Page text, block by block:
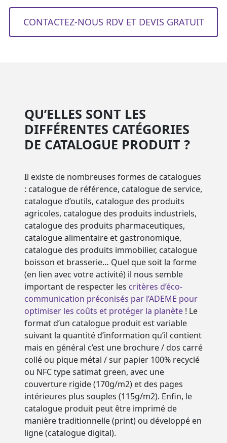
CONTACTEZ-NOUS RDV ET DEVIS GRATUIT
QU’ELLES SONT LES
DIFFÉRENTES CATÉGORIES
DE CATALOGUE PRODUIT ?
Il existe de nombreuses formes de catalogues
: catalogue de référence, catalogue de service,
catalogue d’outils, catalogue des produits
agricoles, catalogue des produits industriels,
catalogue des produits pharmaceutiques,
catalogue alimentaire et gastronomique,
catalogue des produits immobilier, catalogue
boisson et brasserie… Quel que soit la forme
(en lien avec votre activité) il nous semble
important de respecter les critères d’éco-
communication préconisés par l’ADEME pour
optimiser les coûts et protéger la planète ! Le
format d’un catalogue produit est variable
suivant la quantité d’information qu’il contient
mais en général c’est une brochure / dos carré
collé ou pique métal / sur papier 100% recyclé
ou NFC type satimat green, avec une
couverture rigide (170g/m2) et des pages
intérieures plus souples (115g/m2). Enfin, le
catalogue produit peut être imprimé de
manière traditionnelle (print) ou développé en
ligne (catalogue digital).